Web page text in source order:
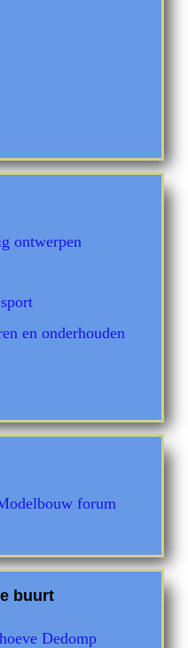
ontwerpen
en onderhouden
forum
buurt
Dedomp